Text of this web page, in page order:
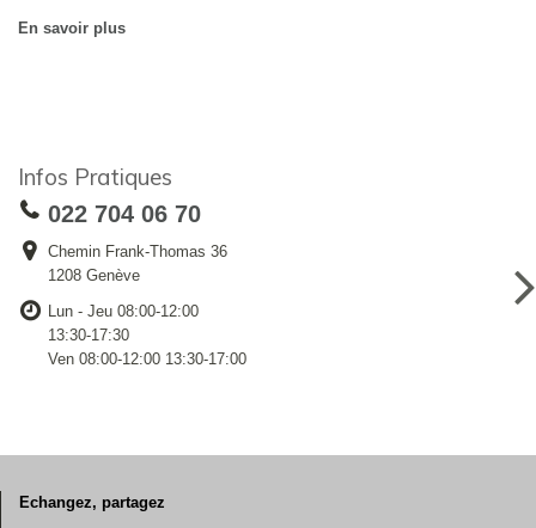
En savoir plus
Infos Pratiques
022 704 06 70
Chemin Frank-Thomas 36
1208 Genève
Lun - Jeu 08:00-12:00
13:30-17:30
Ven 08:00-12:00 13:30-17:00
Echangez, partagez